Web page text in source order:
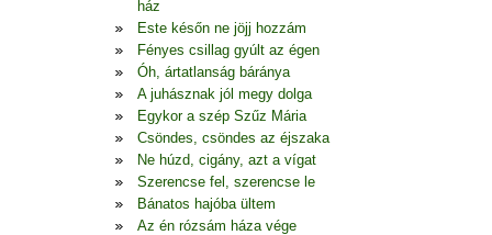
ház
Este későn ne jöjj hozzám
Fényes csillag gyúlt az égen
Óh, ártatlanság báránya
A juhásznak jól megy dolga
Egykor a szép Szűz Mária
Csöndes, csöndes az éjszaka
Ne húzd, cigány, azt a vígat
Szerencse fel, szerencse le
Bánatos hajóba ültem
Az én rózsám háza vége